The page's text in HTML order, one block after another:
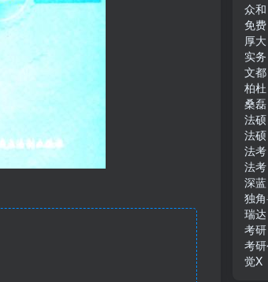
众和
免费
厚大
实务
文都
柏杜
桑磊
法硕
法硕
法考
法考
深蓝
独
瑞达
考研
考
觉X